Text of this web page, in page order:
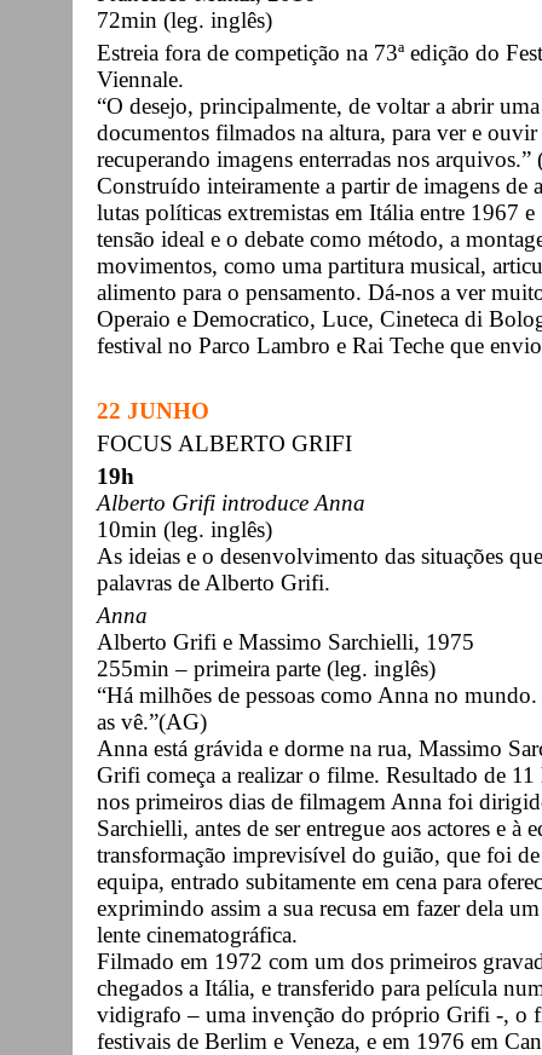
72min (leg. inglês)
Estreia fora de competição na 73ª edição do
Viennale.
“O desejo, principalmente, de voltar a abrir uma
documentos filmados na altura, para ver e
recuperando imagens enterradas nos arquivos.”
Construído inteiramente a partir de imagens de
lutas políticas extremistas em Itália entre 1967
tensão ideal e o debate como método, a
movimentos, como uma partitura musical,
alimento para o pensamento. Dá-nos a ver
Operaio e Democratico, Luce, Cineteca di
festival no Parco Lambro e Rai Teche que
22 JUNHO
FOCUS ALBERTO GRIFI
19h
Alberto Grifi introduce Anna
10min (leg. inglês)
As ideias e o desenvolvimento das situações
palavras de Alberto Grifi.
Anna
Alberto Grifi e Massimo Sarchielli, 1975
255min – primeira parte (leg. inglês)
“Há milhões de pessoas como Anna no
as vê.”(AG)
Anna está grávida e dorme na rua, Massimo
Grifi começa a realizar o filme. Resultado de
nos primeiros dias de filmagem Anna foi
Sarchielli, antes de ser entregue aos actores e à
transformação imprevisível do guião, que foi
equipa, entrado subitamente em cena para
exprimindo assim a sua recusa em fazer dela
lente cinematográfica.
Filmado em 1972 com um dos primeiros
chegados a Itália, e transferido para película
vidigrafo – uma invenção do próprio Grifi -, o
festivais de Berlim e Veneza, e em 1976 em